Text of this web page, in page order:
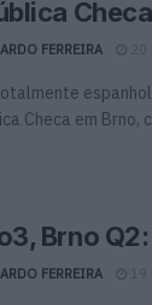
Checa
FERREIRA 20
Checa em Brno,
Brno
FERREIRA 19